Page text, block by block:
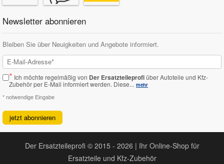
Newsletter abonnieren
Bleiben Sie über Neuigkeiten und Angebote informiert.
* Ich möchte regelmäßig von Der Ersatzteileprofiüber Autoteile und Kfz-
Zubehör per E-Mail informiert werden. Diese... mehr
* notwendige Eingabe
jetzt abonnieren
Der Ersatzteileprofi © 2015 - 2026 | Ihr Online-Shop für
Ersatzteile und Kfz-Zubehör